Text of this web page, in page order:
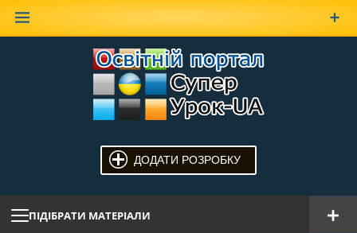
ДОДАТИ РОЗРОБКУ
ПІДІБРАТИ МАТЕРІАЛИ